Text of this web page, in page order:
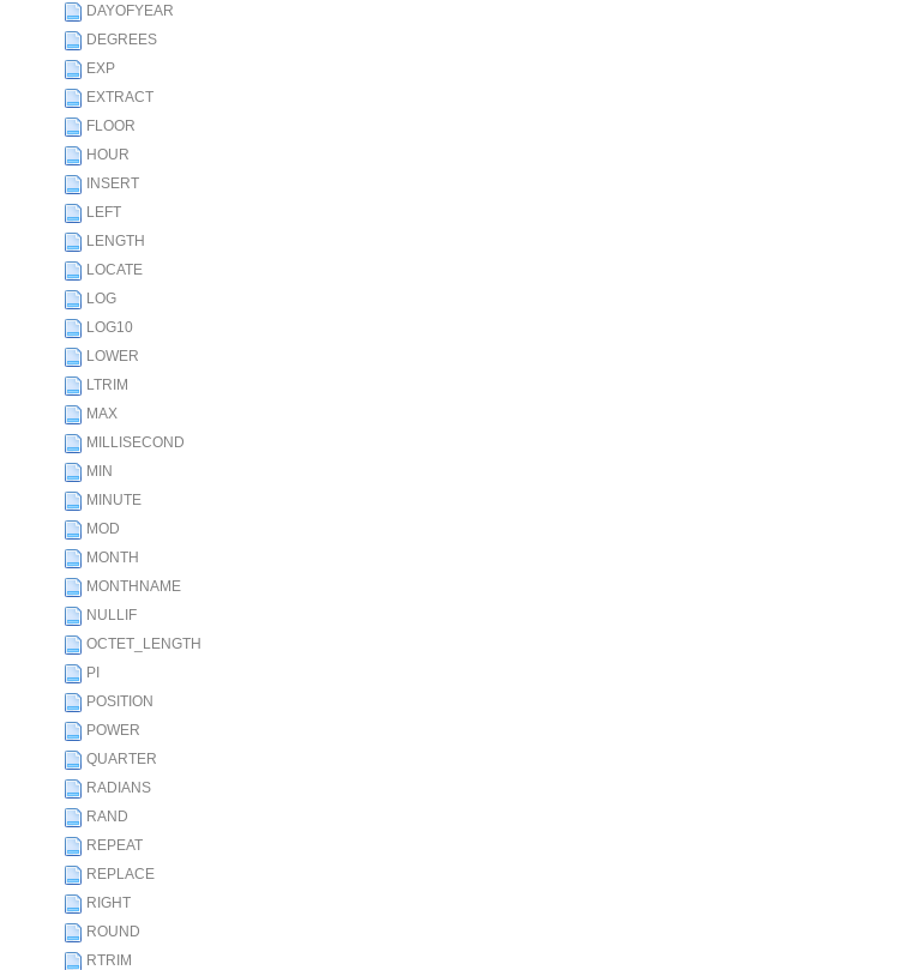
DAYOFYEAR
DEGREES
EXP
EXTRACT
FLOOR
HOUR
INSERT
LEFT
LENGTH
LOCATE
LOG
LOG10
LOWER
LTRIM
MAX
MILLISECOND
MIN
MINUTE
MOD
MONTH
MONTHNAME
NULLIF
OCTET_LENGTH
PI
POSITION
POWER
QUARTER
RADIANS
RAND
REPEAT
REPLACE
RIGHT
ROUND
RTRIM